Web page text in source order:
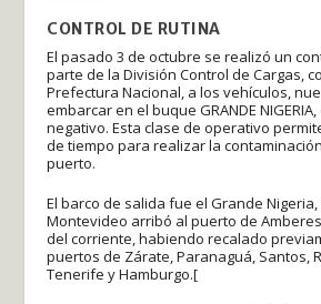
CONTROL DE RUTINA
El pasado 3 de octubre se realizó un
parte de la División Control de Cargas,
Prefectura Nacional, a los vehículos,
embarcar en el buque GRANDE
negativo. Esta clase de operativo
de tiempo para realizar la
puerto.
El barco de salida fue el Grande
Montevideo arribó al puerto de
del corriente, habiendo recalado
puertos de Zárate, Paranaguá, Santos,
Tenerife y Hamburgo.[